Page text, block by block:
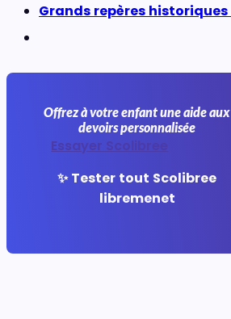
Grands repères
Offrez à votre enfant une aide aux
devoirs personnalisée
Essayer Scolibree
✨ Tester tout Scolibree
libremenet